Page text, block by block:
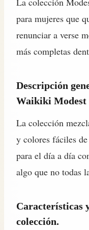
para mujeres que
renunciar a verse
más completas
Descripción
Waikiki Modest
La colección
y colores fáciles
para el día a día
algo que no todas
Características
colección.